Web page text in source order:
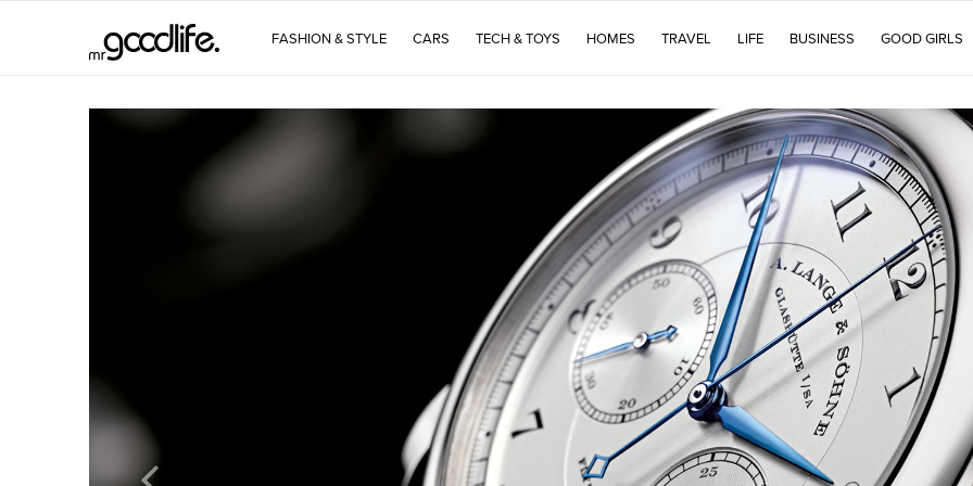
FASHION & STYLE CARS TECH & TOYS HOMES TRAVEL LIFE BUSINESS GOOD GIRLS